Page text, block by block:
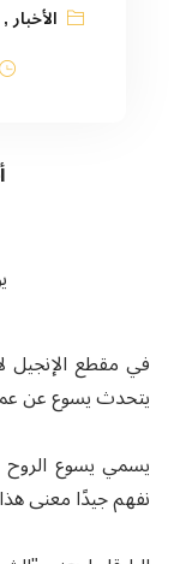
الأخبار,
يتحدث يسوع عن
نفهم جيدًا معنى